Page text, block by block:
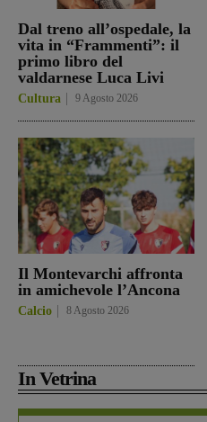
Dal treno all’ospedale, la
vita in “Frammenti”: il
primo libro del
valdarnese Luca Livi
Cultura 9 Agosto 2026
Il Montevarchi affronta
in amichevole l’Ancona
Calcio 8 Agosto 2026
In Vetrina